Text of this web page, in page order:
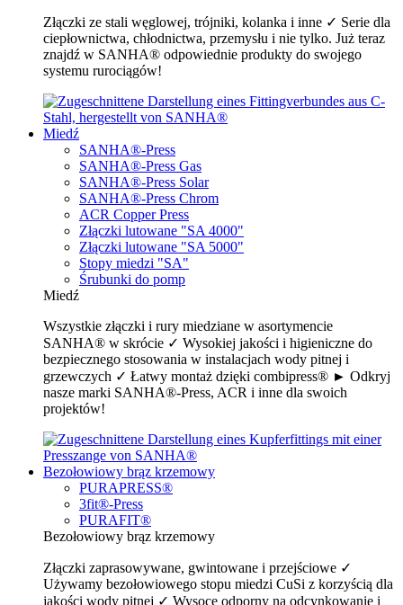
Złączki ze stali węglowej, trójniki, kolanka i inne ✓ Serie dla
ciepłownictwa, chłodnictwa, przemysłu i nie tylko. Już teraz
znajdź w SANHA® odpowiednie produkty do swojego
systemu rurociągów!
Miedź
SANHA®-Press
SANHA®-Press Gas
SANHA®-Press Solar
SANHA®-Press Chrom
ACR Copper Press
Złączki lutowane "SA 4000"
Złączki lutowane "SA 5000"
Stopy miedzi "SA"
Śrubunki do pomp
Miedź
Wszystkie złączki i rury miedziane w asortymencie
SANHA® w skrócie ✓ Wysokiej jakości i higieniczne do
bezpiecznego stosowania w instalacjach wody pitnej i
grzewczych ✓ Łatwy montaż dzięki combipress® ► Odkryj
nasze marki SANHA®-Press, ACR i inne dla swoich
projektów!
Bezołowiowy brąz krzemowy
PURAPRESS®
3fit®-Press
PURAFIT®
Bezołowiowy brąz krzemowy
Złączki zaprasowywane, gwintowane i przejściowe ✓
Używamy bezołowiowego stopu miedzi CuSi z korzyścią dla
jakości wody pitnej ✓ Wysoce odporny na odcynkowanie i